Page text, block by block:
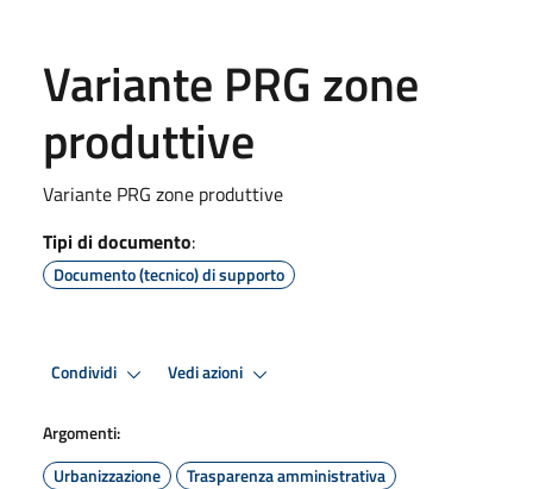
Variante PRG zone
produttive
Variante PRG zone produttive
Tipi di documento:
Documento (tecnico) di supporto
Condividi Vedi azioni
Argomenti:
Urbanizzazione
Trasparenza amministrativa